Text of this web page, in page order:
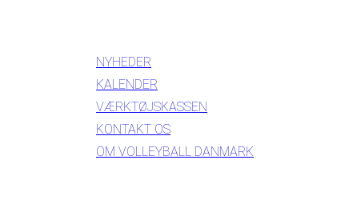
NYHEDER
KALENDER
VÆRKTØJSKASSEN
KONTAKT OS
OM VOLLEYBALL DANMARK